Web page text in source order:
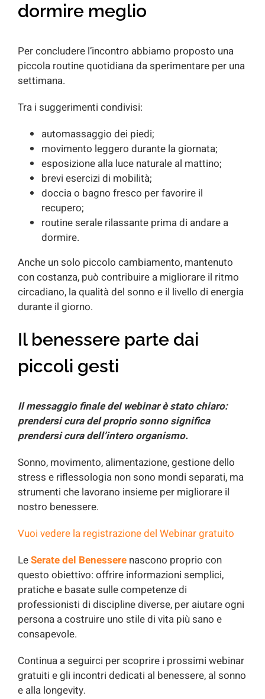
dormire meglio
Per concludere l’incontro abbiamo proposto una
piccola routine quotidiana da sperimentare per una
settimana.
Tra i suggerimenti condivisi:
automassaggio dei piedi;
movimento leggero durante la giornata;
esposizione alla luce naturale al mattino;
brevi esercizi di mobilità;
doccia o bagno fresco per favorire il
recupero;
routine serale rilassante prima di andare a
dormire.
Anche un solo piccolo cambiamento, mantenuto
con costanza, può contribuire a migliorare il ritmo
circadiano, la qualità del sonno e il livello di energia
durante il giorno.
Il benessere parte dai
piccoli gesti
Il messaggio finale del webinar è stato chiaro:
prendersi cura del proprio sonno significa
prendersi cura dell’intero organismo.
Sonno, movimento, alimentazione, gestione dello
stress e riflessologia non sono mondi separati, ma
strumenti che lavorano insieme per migliorare il
nostro benessere.
Vuoi vedere la registrazione del Webinar gratuito
LeSerate del Benessere nascono proprio con
questo obiettivo: offrire informazioni semplici,
pratiche e basate sulle competenze di
professionisti di discipline diverse, per aiutare ogni
persona a costruire uno stile di vita più sano e
consapevole.
Continua a seguirci per scoprire i prossimi webinar
gratuiti e gli incontri dedicati al benessere, al sonno
e alla longevity.